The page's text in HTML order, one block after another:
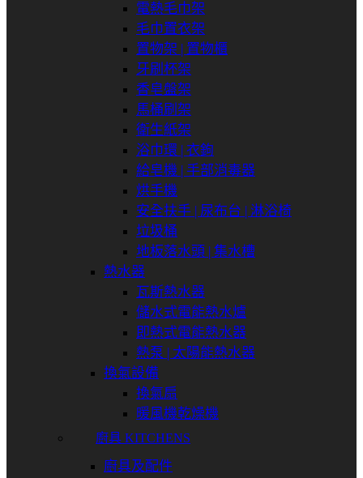
電熱毛巾架
毛巾置衣架
置物架 | 置物櫃
牙刷杯架
香皂盤架
馬桶刷架
衛生紙架
浴巾環 | 衣鉤
給皂機 | 手部消毒器
烘手機
安全扶手 | 尿布台 | 淋浴椅
垃圾桶
地板落水頭 | 集水槽
熱水器
瓦斯熱水器
儲水式電能熱水爐
即熱式電能熱水器
熱泵 | 太陽能熱水器
換氣設備
換氣扇
暖風機乾燥機
廚具 KITCHENS
廚具及配件